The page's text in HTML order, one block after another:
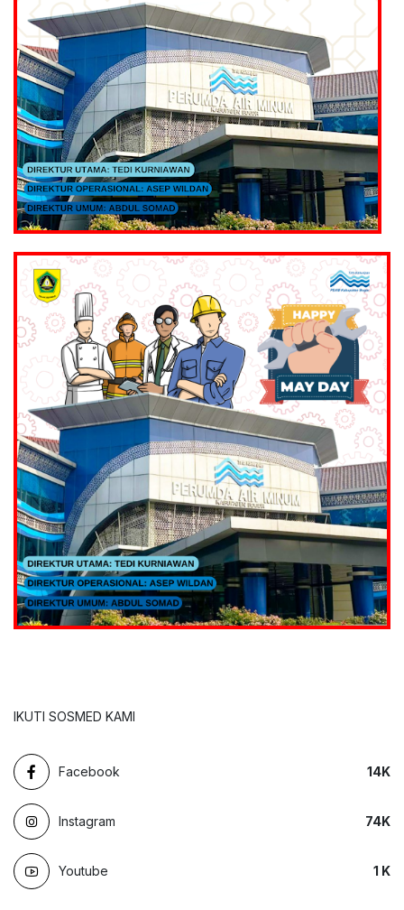
IKUTI SOSMED KAMI
Facebook 14K
Instagram 74K
Youtube 1 K